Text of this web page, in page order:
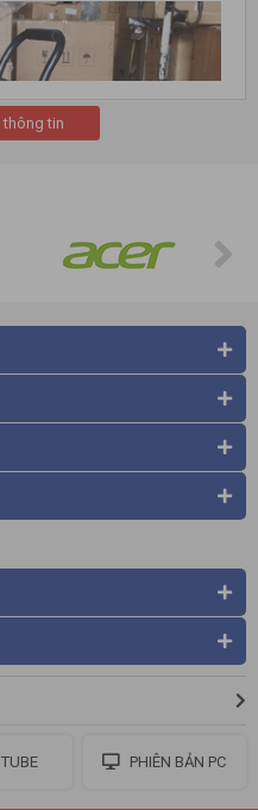
minh, an toàn: Thang
chãi. Chân đế được bọc
xuống nền. Bậc thang
trượt khi bạn di chuyển trên
thông tin
PHIÊN BẢN PC